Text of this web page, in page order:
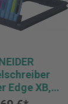
Edge XB,
mit